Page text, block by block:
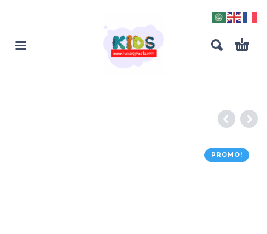
PROMO!